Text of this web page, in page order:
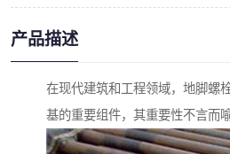
产品描述
在现代建筑和工程领域，地脚螺
基的重要组件，其重要性不言而喻